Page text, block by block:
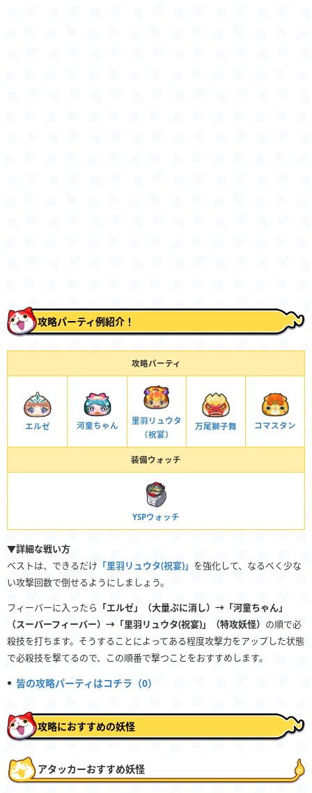
攻略パーティ例紹介！
攻略パーティ
エルゼ 河童ちゃん
里羽リュウタ
（祝宴）
万尾獅子舞 コマスタン
装備ウォッチ
YSPウォッチ
▼詳細な戦い方
ベストは、できるだけ 「里羽リュウタ(祝宴)」 を強化して、なるべく少な
い攻撃回数で倒せるようにしましょう。
フィーバーに入ったら 「エルゼ」（大量ぷに消し）→「河童ちゃん」
（スーパーフィーバー）→「里羽リュウタ(祝宴)」（特攻妖怪） の順で必
殺技を打ちます。そうすることによってある程度攻撃力をアップした状態
で必殺技を撃てるので、この順番で撃つことをおすすめします。
皆の攻略パーティはコチラ（0）
攻略におすすめの妖怪
アタッカーおすすめ妖怪